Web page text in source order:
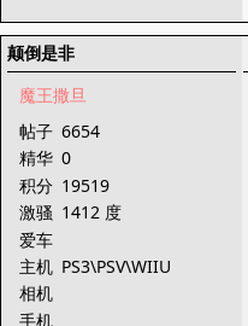
颠倒是非
魔王撒旦
帖子 6654
精华 0
积分 19519
激骚 1412 度
爱车
主机 PS3\PSV\WIIU
相机
手机